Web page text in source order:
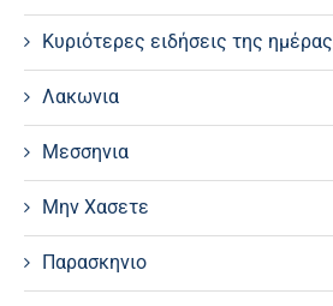
Κυριότερες ειδήσεις της ημέρας
Λακωνια
Μεσσηνια
Μην Χασετε
Παρασκηνιο